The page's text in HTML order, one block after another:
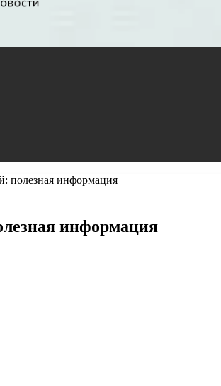
полезная информация
информация